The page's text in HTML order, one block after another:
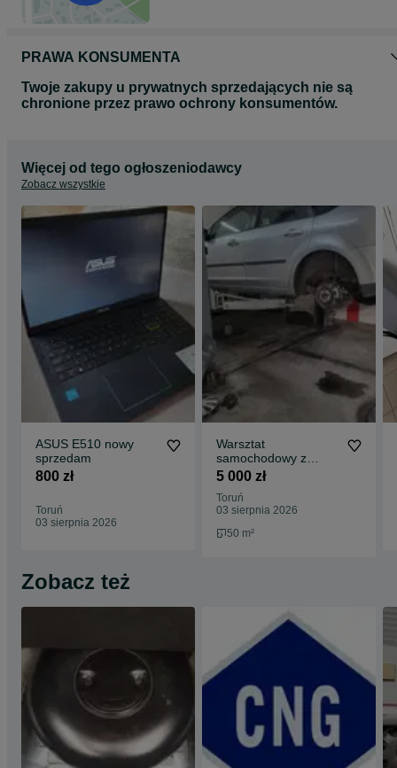
PRAWA KONSUMENTA
Twoje zakupy u prywatnych sprzedających nie są
chronione przez prawo ochrony konsumentów.
Więcej od tego ogłoszeniodawcy
Zobacz wszystkie
ASUS E510 nowy
sprzedam
800 zł
Toruń
03 sierpnia 2026
Warsztat
samochodowy z
podnośnikiem
wyposażeniem
wynajmę.
5 000 zł
Toruń
03 sierpnia 2026
50 m²
Zobacz też